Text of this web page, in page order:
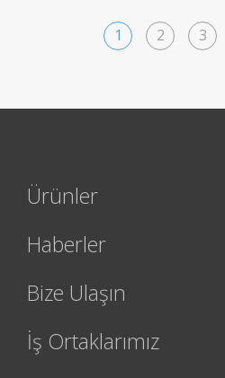
1 2 3
Ürünler
Haberler
Bize Ulaşın
İş Ortaklarımız